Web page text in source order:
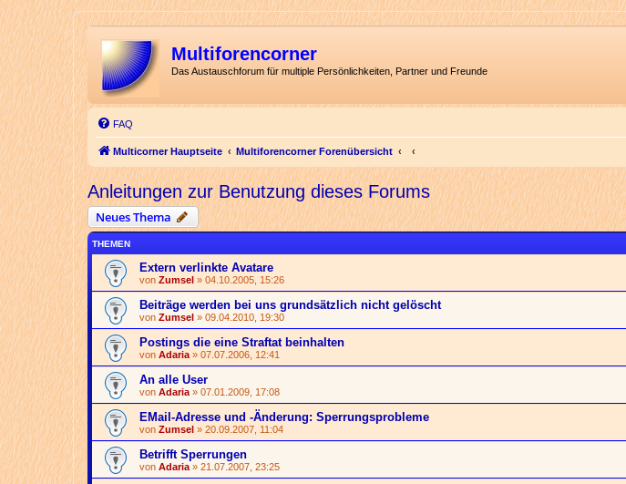
Multiforencorner
Das Austauschforum für multiple Persönlichkeiten, Partner und Freunde
FAQ
Multicorner Hauptseite Multiforencorner Forenübersicht
Anleitungen zur Benutzung dieses Forums
Neues Thema
THEMEN
Extern verlinkte Avatare
von Zumsel » 04.10.2005, 15:26
Beiträge werden bei uns grundsätzlich nicht gelöscht
von Zumsel » 09.04.2010, 19:30
Postings die eine Straftat beinhalten
von Adaria » 07.07.2006, 12:41
An alle User
von Adaria » 07.01.2009, 17:08
EMail-Adresse und -Änderung: Sperrungsprobleme
von Zumsel » 20.09.2007, 11:04
Betrifft Sperrungen
von Adaria » 21.07.2007, 23:25